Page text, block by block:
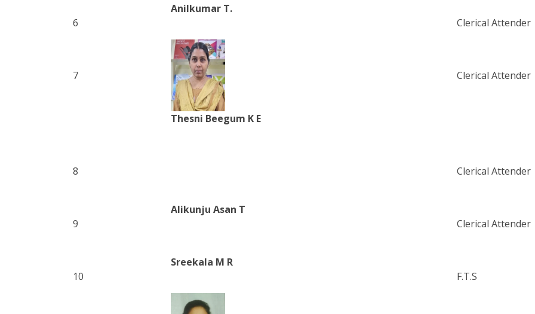
6
Anilkumar T.
Clerical Attender
7
Thesni Beegum K E
Clerical Attender
8 Clerical Attender
9
Alikunju Asan T
Clerical Attender
10
Sreekala M R
F.T.S